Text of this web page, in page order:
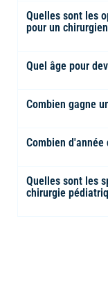
Quelles sont les
pour un
Quel âge pour
Combien gagne
Combien
Quelles sont les
chirurgie